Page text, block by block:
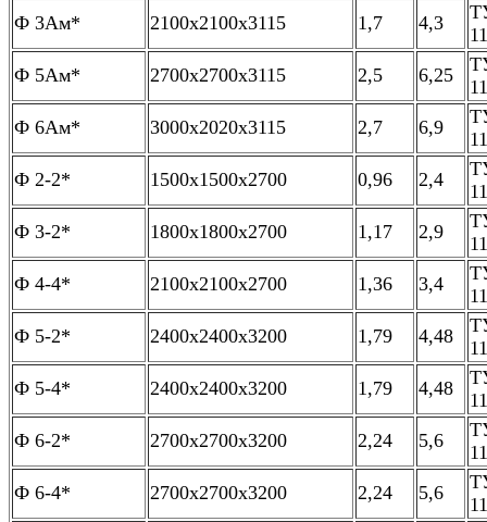
Ф 3Ам*
2100х2100х3115 1,7 4,3
Ф 5Ам*
2700х2700х3115 2,5 6,25
Ф 6Ам*
3000х2020х3115 2,7 6,9
Ф 2-2*
1500х1500х2700 0,96 2,4
Ф 3-2*
1800х1800х2700 1,17 2,9
Ф 4-4*
2100х2100х2700 1,36 3,4
Ф 5-2*
2400х2400х3200 1,79 4,48
Ф 5-4*
2400х2400х3200 1,79 4,48
Ф 6-2*
2700х2700х3200 2,24 5,6
Ф 6-4*
2700х2700х3200 2,24 5,6